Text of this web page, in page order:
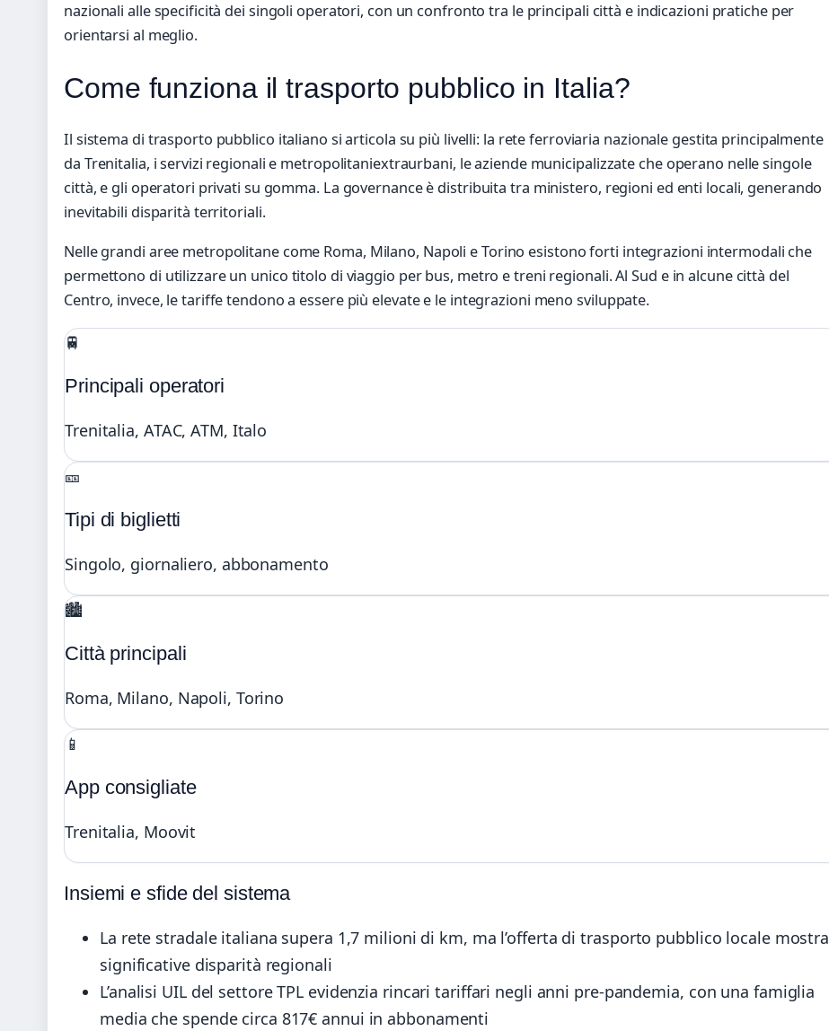
nazionali alle specificità dei singoli operatori, con un confronto tra le principali città e indicazioni pratiche per
orientarsi al meglio.
Come funziona il trasporto pubblico in Italia?
Il sistema di trasporto pubblico italiano si articola su più livelli: la rete ferroviaria nazionale gestita principalmente
da Trenitalia, i servizi regionali e metropolitaniextraurbani, le aziende municipalizzate che operano nelle singole
città, e gli operatori privati su gomma. La governance è distribuita tra ministero, regioni ed enti locali, generando
inevitabili disparità territoriali.
Nelle grandi aree metropolitane come Roma, Milano, Napoli e Torino esistono forti integrazioni intermodali che
permettono di utilizzare un unico titolo di viaggio per bus, metro e treni regionali. Al Sud e in alcune città del
Centro, invece, le tariffe tendono a essere più elevate e le integrazioni meno sviluppate.
🚆
Principali operatori
Trenitalia, ATAC, ATM, Italo
🎫
Tipi di biglietti
Singolo, giornaliero, abbonamento
🏙️
Città principali
Roma, Milano, Napoli, Torino
📱
App consigliate
Trenitalia, Moovit
Insiemi e sfide del sistema
La rete stradale italiana supera 1,7 milioni di km, ma l’offerta di trasporto pubblico locale mostra
significative disparità regionali
L’analisi UIL del settore TPL evidenzia rincari tariffari negli anni pre-pandemia, con una famiglia
media che spende circa 817€ annui in abbonamenti